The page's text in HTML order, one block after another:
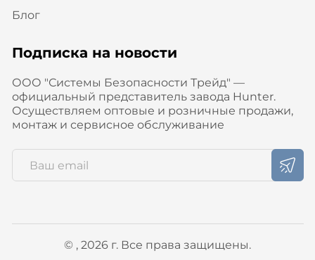
Блог
Подписка на новости
ООО "Системы Безопасности Трейд" —
официальный представитель завода Hunter.
Осуществляем оптовые и розничные продажи,
монтаж и сервисное обслуживание
© , 2026 г. Все права защищены.